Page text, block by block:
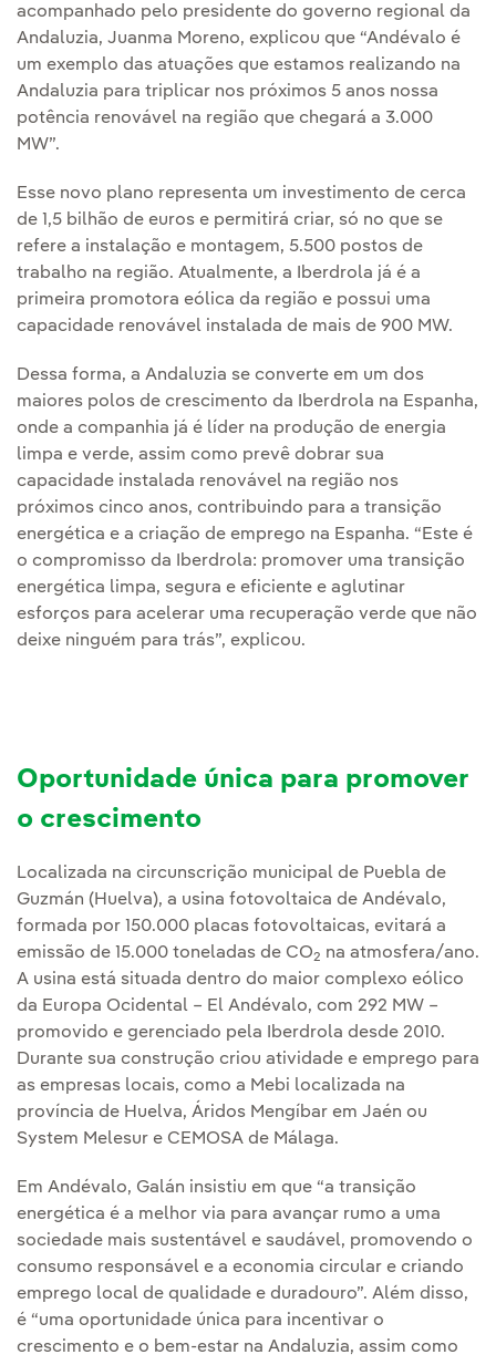
acompanhado pelo presidente do governo regional da
Andaluzia, Juanma Moreno, explicou que “Andévalo é
um exemplo das atuações que estamos realizando na
Andaluzia para triplicar nos próximos 5 anos nossa
potência renovável na região que chegará a 3.000
MW”.
Esse novo plano representa um investimento de cerca
de 1,5 bilhão de euros e permitirá criar, só no que se
refere a instalação e montagem, 5.500 postos de
trabalho na região. Atualmente, a Iberdrola já é a
primeira promotora eólica da região e possui uma
capacidade renovável instalada de mais de 900 MW.
Dessa forma, a Andaluzia se converte em um dos
maiores polos de crescimento da Iberdrola na Espanha,
onde a companhia já é líder na produção de energia
limpa e verde, assim como prevê dobrar sua
capacidade instalada renovável na região nos
próximos cinco anos, contribuindo para a transição
energética e a criação de emprego na Espanha. “Este é
o compromisso da Iberdrola: promover uma transição
energética limpa, segura e eficiente e aglutinar
esforços para acelerar uma recuperação verde que não
deixe ninguém para trás”, explicou.
Oportunidade única para promover
o crescimento
Localizada na circunscrição municipal de Puebla de
Guzmán (Huelva), a usina fotovoltaica de Andévalo,
formada por 150.000 placas fotovoltaicas, evitará a
emissão de 15.000 toneladas de CO2 na atmosfera/ano.
A usina está situada dentro do maior complexo eólico
da Europa Ocidental – El Andévalo, com 292 MW –
promovido e gerenciado pela Iberdrola desde 2010.
Durante sua construção criou atividade e emprego para
as empresas locais, como a Mebi localizada na
província de Huelva, Áridos Mengíbar em Jaén ou
System Melesur e CEMOSA de Málaga.
Em Andévalo, Galán insistiu em que “a transição
energética é a melhor via para avançar rumo a uma
sociedade mais sustentável e saudável, promovendo o
consumo responsável e a economia circular e criando
emprego local de qualidade e duradouro”. Além disso,
é “uma oportunidade única para incentivar o
crescimento e o bem-estar na Andaluzia, assim como